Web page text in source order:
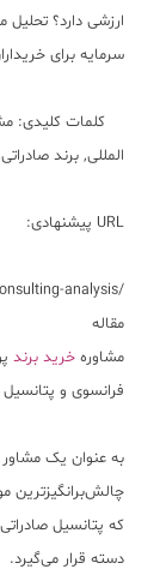
ارزشی دارد؟
سرمایه برای
کلمات کلیدی:
المللی, برند
URL پیشنهادی:
/poisson-brand-consulting-analysis
مقاله
مشاوره خرید برند
فرانسوی و
به عنوان یک
چالش‌برانگیزترین
دسته قرار می‌گیرد.